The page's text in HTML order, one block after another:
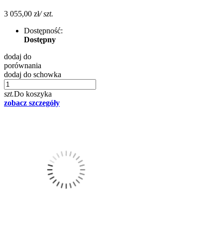
3 055,00 zł/ szt.
Dostępność:
Dostępny
dodaj do
porównania
dodaj do schowka
szt.Do koszyka
zobacz szczegóły